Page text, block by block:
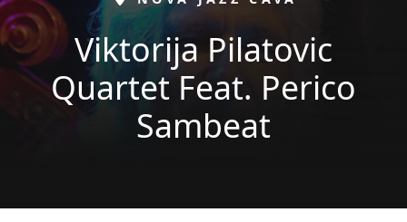
Viktorija Pilatovic
Quartet Feat. Perico
Sambeat